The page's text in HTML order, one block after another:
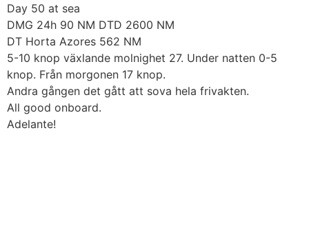
Skip
to
content
Day 50 at sea
DMG 24h 90 NM DTD 2600 NM
DT Horta Azores 562 NM
5-10 knop växlande molnighet 27. Under natten 0-5
knop. Från morgonen 17 knop.
Andra gången det gått att sova hela frivakten.
All good onboard.
Adelante!